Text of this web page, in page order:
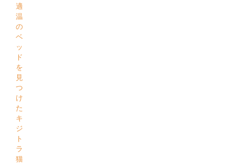
適
温
の
ベ
ッ
ド
を
見
つ
け
た
キ
ジ
ト
ラ
猫